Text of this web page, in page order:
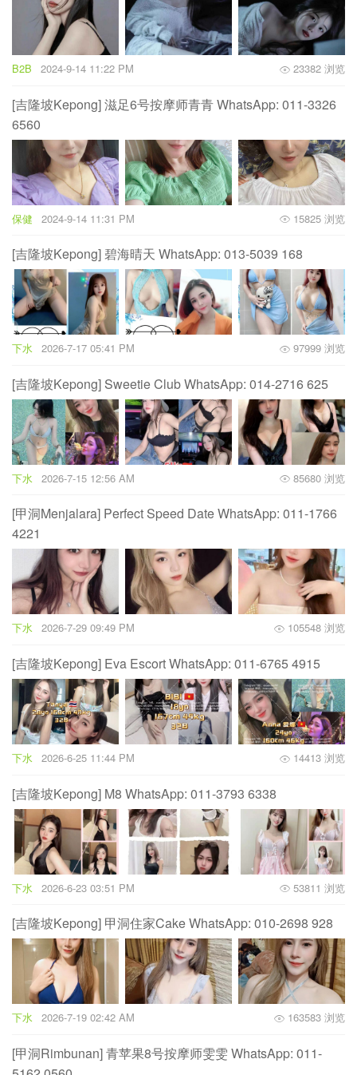
B2B 2024-9-14 11:22 PM 23382 浏览
[吉隆坡Kepong] 滋足6号按摩师青青 WhatsApp: 011-3326
6560
保健 2024-9-14 11:31 PM 15825 浏览
[吉隆坡Kepong] 碧海晴天 WhatsApp: 013-5039 168
下水 2026-7-17 05:41 PM 97999 浏览
[吉隆坡Kepong] Sweetie Club WhatsApp: 014-2716 625
下水 2026-7-15 12:56 AM 85680 浏览
[甲洞Menjalara] Perfect Speed Date WhatsApp: 011-1766
4221
下水 2026-7-29 09:49 PM 105548 浏览
[吉隆坡Kepong] Eva Escort WhatsApp: 011-6765 4915
下水 2026-6-25 11:44 PM 14413 浏览
[吉隆坡Kepong] M8 WhatsApp: 011-3793 6338
下水 2026-6-23 03:51 PM 53811 浏览
[吉隆坡Kepong] 甲洞住家Cake WhatsApp: 010-2698 928
下水 2026-7-19 02:42 AM 163583 浏览
[甲洞Rimbunan] 青苹果8号按摩师雯雯 WhatsApp: 011-